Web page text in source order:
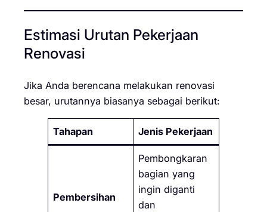
Estimasi Urutan Pekerjaan
Renovasi
Jika Anda berencana melakukan renovasi
besar, urutannya biasanya sebagai berikut:
Tahapan Jenis Pekerjaan
Pembersihan
Pembongkaran
bagian yang
ingin diganti
dan